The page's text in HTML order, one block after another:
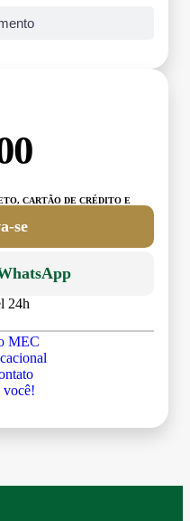
CARTÃO DE CRÉDITO E
se
24h
MEC
você!